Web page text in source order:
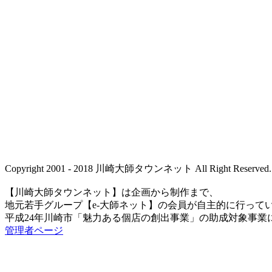
Copyright 2001 - 2018 川崎大師タウンネット All Right Reserved.
【川崎大師タウンネット】は企画から制作まで、
地元若手グループ【e-大師ネット】の会員が自主的に行って
平成24年川崎市「魅力ある個店の創出事業」の助成対象事業
管理者ページ